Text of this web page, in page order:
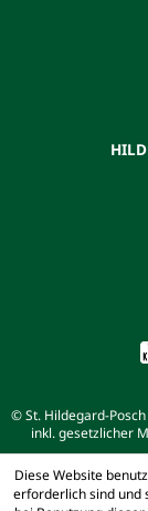
© St. Hildegard-
inkl. gesetzlicher
Diese Website
erforderlich sind und